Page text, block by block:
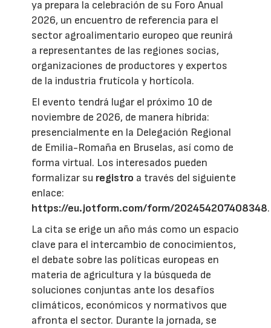
ya prepara la celebración de su Foro Anual
2026, un encuentro de referencia para el
sector agroalimentario europeo que reunirá
a representantes de las regiones socias,
organizaciones de productores y expertos
de la industria frutícola y hortícola.
El evento tendrá lugar el próximo 10 de
noviembre de 2026, de manera híbrida:
presencialmente en la Delegación Regional
de Emilia-Romaña en Bruselas, así como de
forma virtual. Los interesados pueden
formalizar su registro a través del siguiente
enlace:
https://eu.jotform.com/form/202454207408348.
La cita se erige un año más como un espacio
clave para el intercambio de conocimientos,
el debate sobre las políticas europeas en
materia de agricultura y la búsqueda de
soluciones conjuntas ante los desafíos
climáticos, económicos y normativos que
afronta el sector. Durante la jornada, se